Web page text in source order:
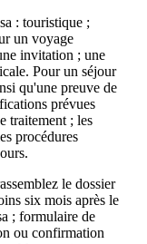
: touristique ;
un voyage
invitation ; une
Pour un séjour
qu'une preuve de
prévues
traitement ; les
procédures
le dossier
six mois après le
; formulaire de
ou confirmation